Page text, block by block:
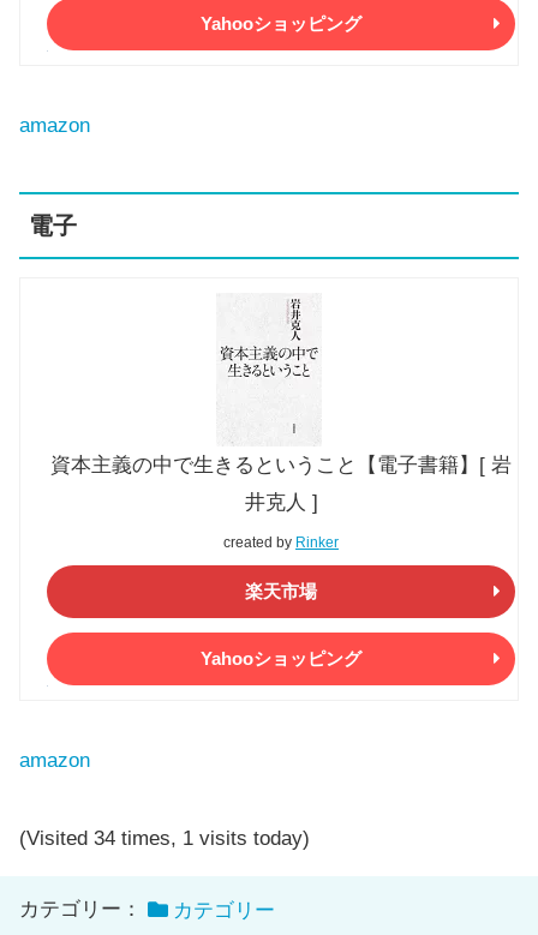
Yahooショッピング
amazon
電子
資本主義の中で生きるということ【電子書籍】[ 岩
井克人 ]
created by Rinker
楽天市場
Yahooショッピング
amazon
(Visited 34 times, 1 visits today)
カテゴリー：
カテゴリー